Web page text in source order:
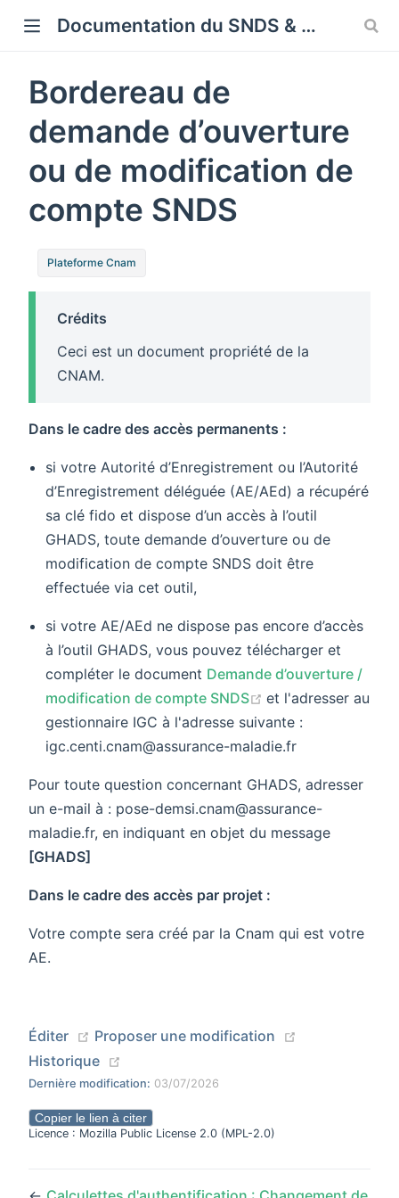
Documentation du SNDS & SNDS OMOP
Bordereau de
demande d’ouverture
ou de modification de
compte SNDS
Plateforme Cnam
Crédits
Ceci est un document propriété de la
CNAM.
Dans le cadre des accès permanents :
si votre Autorité d’Enregistrement ou l’Autorité
d’Enregistrement déléguée (AE/AEd) a récupéré
sa clé fido et dispose d’un accès à l’outil
GHADS, toute demande d’ouverture ou de
modification de compte SNDS doit être
effectuée via cet outil,
si votre AE/AEd ne dispose pas encore d’accès
à l’outil GHADS, vous pouvez télécharger et
compléter le document Demande d’ouverture /
modification de compte SNDS
(opens new
et l'adresser au
gestionnaire IGC à l'adresse suivante :
igc.centi.cnam@assurance-maladie.fr
Pour toute question concernant GHADS, adresser
un e-mail à : pose-demsi.cnam@assurance-
maladie.fr, en indiquant en objet du message
[GHADS]
Dans le cadre des accès par projet :
Votre compte sera créé par la Cnam qui est votre
AE.
Éditer (opens new window)
Proposer une modification
Historique
Dernière modification: 03/07/2026
Copier le lien à citer
Licence : Mozilla Public License 2.0 (MPL-2.0)